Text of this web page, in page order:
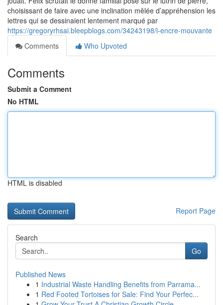
choisissant de faire avec une inclination mêlée d’appréhension les
lettres qui se dessinaient lentement marqué par
https://gregoryrhsai.bleepblogs.com/34243198/l-encre-mouvante
Comments
Who Upvoted
Comments
Submit a Comment
No HTML
HTML is disabled
Report Page
Search
Go
Published News
1 Industrial Waste Handling Benefits from Parrama...
1 Red Footed Tortoises for Sale: Find Your Perfec...